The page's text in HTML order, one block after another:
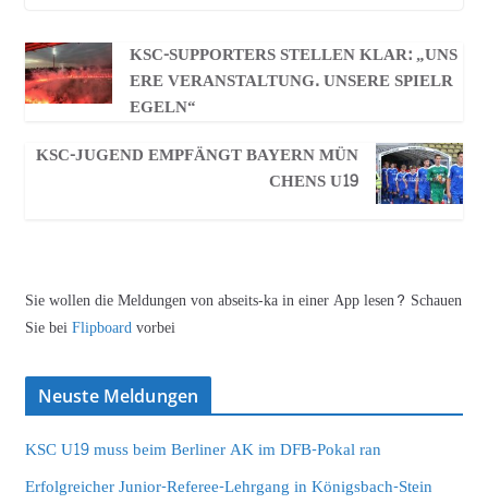
KSC-SUPPORTERS STELLEN KLAR: „UNS
ERE VERANSTALTUNG. UNSERE SPIELR
EGELN“
KSC-JUGEND EMPFÄNGT BAYERN MÜN
CHENS U19
Sie wollen die Meldungen von abseits-ka in einer App lesen? Schauen
Sie beiFlipboardvorbei
Neuste Meldungen
KSC U19 muss beim Berliner AK im DFB-Pokal ran
Erfolgreicher Junior-Referee-Lehrgang in Königsbach-Stein